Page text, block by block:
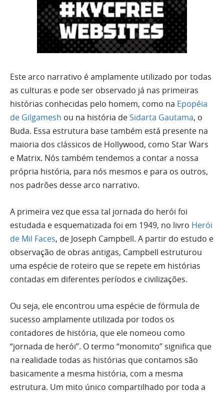
Este arco narrativo é amplamente utilizado por todas
as culturas e pode ser observado já nas primeiras
histórias conhecidas pelo homem, como na Epopéia
de Gilgamesh ou na história deSidarta Gautama, o
Buda. Essa estrutura base também está presente na
maioria dos clássicos de Hollywood, como Star Wars
e Matrix. Nós também tendemos a contar a nossa
própria história, para nós mesmos e para os outros,
nos padrões desse arco narrativo.
A primeira vez que essa tal jornada do herói foi
estudada e esquematizada foi em 1949, no livro Herói
de Mil Faces, de Joseph Campbell. A partir do estudo e
observação de obras antigas, Campbell estruturou
uma espécie de roteiro que se repete em histórias
contadas em diferentes períodos e civilizações.
Ou seja, ele encontrou uma espécie de fórmula de
sucesso amplamente utilizada por todos os
contadores de história, que ele nomeou como
“jornada de herói”. O termo “monomito” significa que
na realidade todas as histórias que contamos são
basicamente a mesma história, com a mesma
estrutura. Um mito único compartilhado por toda a